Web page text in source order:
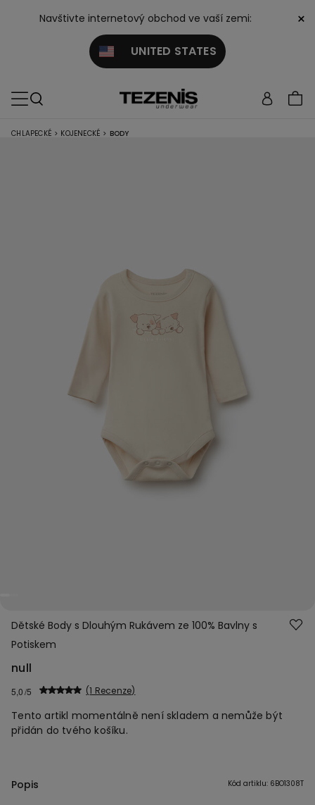
Navštivte internetový obchod ve vaší zemi:
UNITED STATES
×
CHLAPECKÉ > KOJENECKÉ > BODY
Dětské Body s Dlouhým Rukávem ze 100% Bavlny s
Potiskem
null
5,0 1 Recenze
Tento artikl momentálně není skladem a nemůže být
přidán do tvého košíku.
Popis Kód artiklu: 6BO1308T